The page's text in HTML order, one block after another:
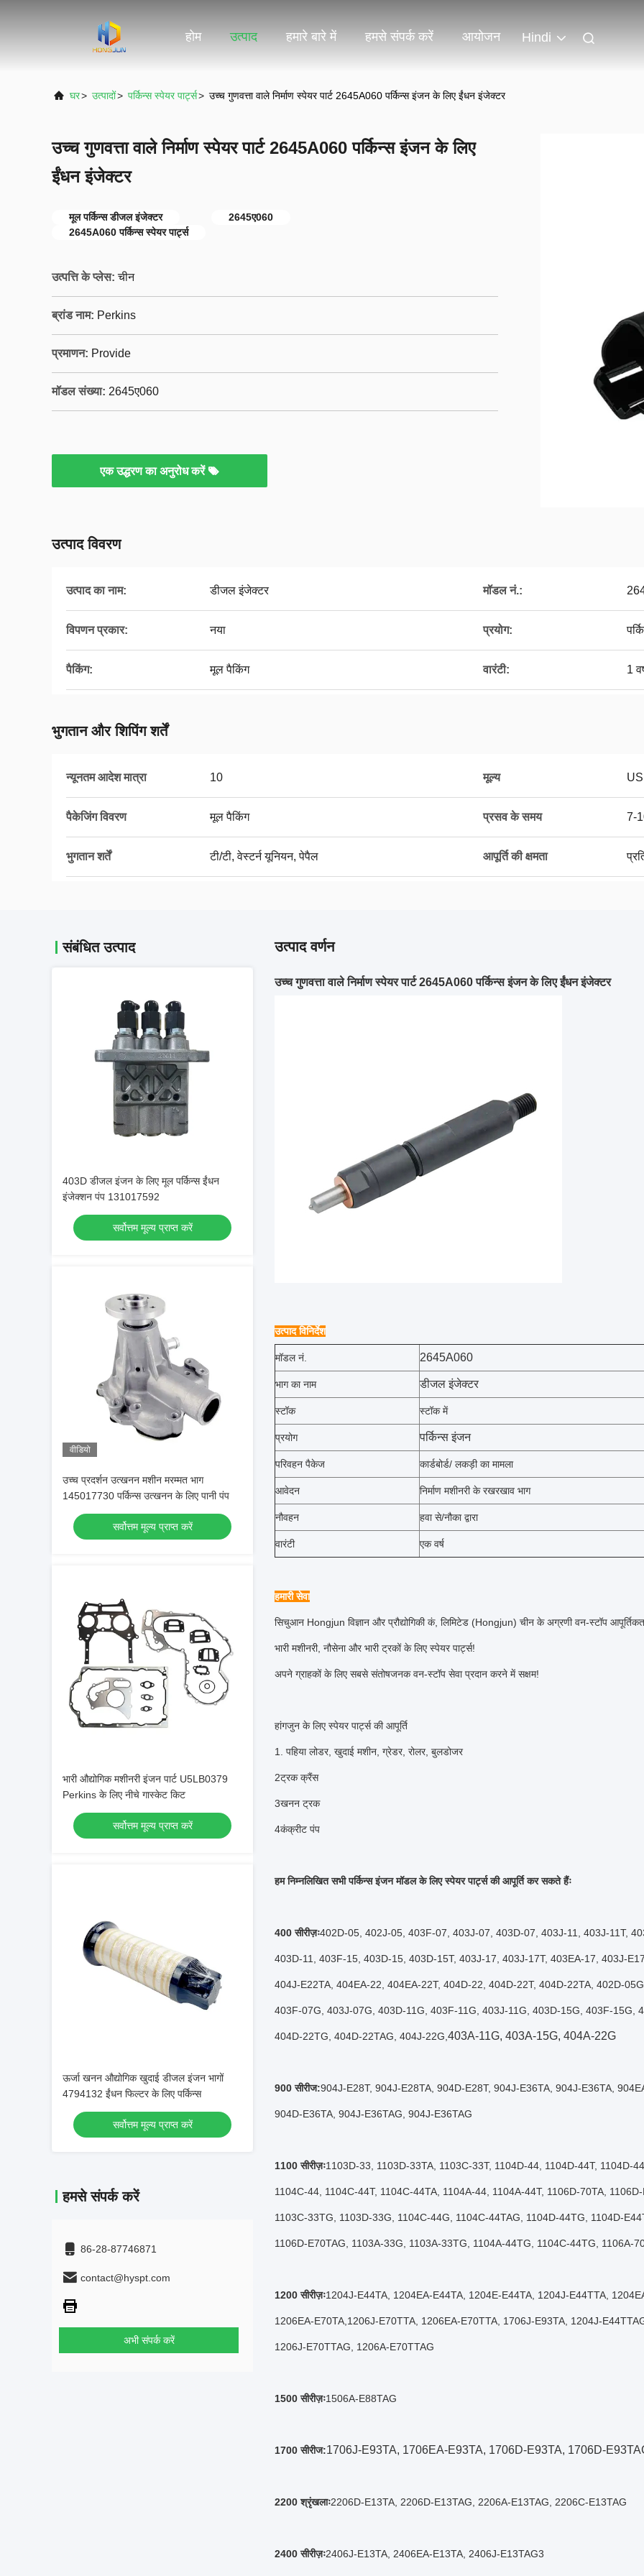
होम उत्पाद हमारे बारे में हमसे संपर्क करें आयोजन Hindi
घर> उत्पादों> पर्किन्स स्पेयर पार्ट्स> उच्च गुणवत्ता वाले निर्माण स्पेयर पार्ट 2645A060 पर्किन्स इंजन के लिए ईंधन इंजेक्टर
उच्च गुणवत्ता वाले निर्माण स्पेयर पार्ट 2645A060 पर्किन्स इंजन के लिए
ईंधन इंजेक्टर
मूल पर्किन्स डीजल इंजेक्टर
2645ए060
2645A060 पर्किन्स स्पेयर पार्ट्स
उत्पत्ति के प्लेस: चीन
ब्रांड नाम: Perkins
प्रमाणन: Provide
मॉडल संख्या: 2645ए060
एक उद्धरण का अनुरोध करें
उत्पाद विवरण
उत्पाद का नाम: डीजल इंजेक्टर मॉडल नं.:
विपणन प्रकार: नया प्रयोग:
पैकिंग: मूल पैकिंग वारंटी: 1
भुगतान और शिपिंग शर्तें
न्यूनतम आदेश मात्रा 10 मूल्य
पैकेजिंग विवरण मूल पैकिंग प्रसव के समय 7-
भुगतान शर्तें टी/टी, वेस्टर्न यूनियन, पेपैल आपूर्ति की क्षमता
संबंधित उत्पाद
403D डीजल इंजन के लिए मूल पर्किन्स ईंधन
इंजेक्शन पंप 131017592
सर्वोत्तम मूल्य प्राप्त करें
वीडियो
उच्च प्रदर्शन उत्खनन मशीन मरम्मत भाग
145017730 पर्किन्स उत्खनन के लिए पानी पंप
सर्वोत्तम मूल्य प्राप्त करें
भारी औद्योगिक मशीनरी इंजन पार्ट U5LB0379
Perkins के लिए नीचे गास्केट किट
सर्वोत्तम मूल्य प्राप्त करें
ऊर्जा खनन औद्योगिक खुदाई डीजल इंजन भागों
4794132 ईंधन फिल्टर के लिए पर्किन्स
सर्वोत्तम मूल्य प्राप्त करें
हमसे संपर्क करें
86-28-87746871
contact@hyspt.com
अभी संपर्क करें
उत्पाद वर्णन
उच्च गुणवत्ता वाले निर्माण स्पेयर पार्ट 2645A060 पर्किन्स इंजन के लिए ईंधन इंजेक्टर
उत्पाद विनिर्देश
मॉडल नं. 2645A060
भाग का नाम डीजल इंजेक्टर
स्टॉक स्टॉक में
प्रयोग पर्किन्स इंजन
परिवहन पैकेज कार्डबोर्ड/ लकड़ी का मामला
आवेदन निर्माण मशीनरी के रखरखाव भाग
नौवहन हवा से/नौका द्वारा
वारंटी एक वर्ष
हमारी सेवा
सिचुआन Hongjun विज्ञान और प्रौद्योगिकी कं, लिमिटेड (Hongjun) चीन के अग्रणी वन-स्टॉप
भारी मशीनरी, नौसेना और भारी ट्रकों के लिए स्पेयर पार्ट्स!
अपने ग्राहकों के लिए सबसे संतोषजनक वन-स्टॉप सेवा प्रदान करने में सक्षम!
हांगजुन के लिए स्पेयर पार्ट्स की आपूर्ति
1. पहिया लोडर, खुदाई मशीन, ग्रेडर, रोलर, बुलडोजर
2ट्रक क्रैंस
3खनन ट्रक
4कंक्रीट पंप
हम निम्नलिखित सभी पर्किन्स इंजन मॉडल के लिए स्पेयर पार्ट्स की आपूर्ति कर सकते हैंः
400 सीरीज़ः402D-05, 402J-05, 403F-07, 403J-07, 403D-07, 403J-11, 403J-11T,
403D-11, 403F-15, 403D-15, 403D-15T, 403J-17, 403J-17T, 403EA-17, 403J-
404J-E22TA, 404EA-22, 404EA-22T, 404D-22, 404D-22T, 404D-22TA, 402D-
403F-07G, 403J-07G, 403D-11G, 403F-11G, 403J-11G, 403D-15G, 403F-15G,
404D-22TG, 404D-22TAG, 404J-22G, 403A-11G, 403A-15G, 404A-22G
900 सीरीज:904J-E28T, 904J-E28TA, 904D-E28T, 904J-E36TA, 904J-E36TA,
904D-E36TA, 904J-E36TAG, 904J-E36TAG
1100 सीरीज़ः1103D-33, 1103D-33TA, 1103C-33T, 1104D-44, 1104D-44T, 1104D-
1104C-44, 1104C-44T, 1104C-44TA, 1104A-44, 1104A-44T, 1106D-70TA,
1103C-33TG, 1103D-33G, 1104C-44G, 1104C-44TAG, 1104D-44TG, 1104D-
1106D-E70TAG, 1103A-33G, 1103A-33TG, 1104A-44TG, 1104C-44TG, 1106A-
1200 सीरीज़ः1204J-E44TA, 1204EA-E44TA, 1204E-E44TA, 1204J-E44TTA,
1206EA-E70TA 1206J-E70TTA, 1206EA-E70TTA, 1706J-E93TA, 1204J-
1206J-E70TTAG, 1206A-E70TTAG
1500 सीरीज़ः1506A-E88TAG
1700 सीरीज:1706J-E93TA, 1706EA-E93TA, 1706D-E93TA, 1706D-
2200 श्रृंखलाः2206D-E13TA, 2206D-E13TAG, 2206A-E13TAG, 2206C-E13TAG
2400 सीरीज़ः2406J-E13TA, 2406EA-E13TA, 2406J-E13TAG3